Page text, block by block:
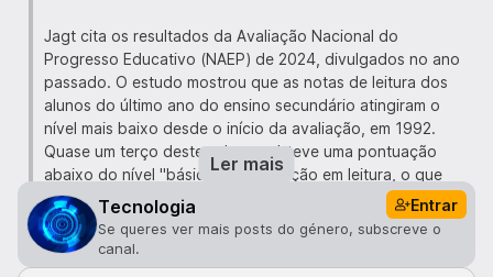
Jagt cita os resultados da Avaliação Nacional do
Progresso Educativo (NAEP) de 2024, divulgados no ano
passado. O estudo mostrou que as notas de leitura dos
alunos do último ano do ensino secundário atingiram o
nível mais baixo desde o início da avaliação, em 1992.
Quase um terço destes alunos obteve uma pontuação
abaixo do nível "básico" da avaliação em leitura, o que
significa que provavelmente "não conseguem tirar
conclusões gerais com base em conceitos apresentados
explicitamente num texto". As crianças mais novas não
estão em melhor situação: um relatório recente da
Ler mais
Tecnologia
Entrar
Se queres ver mais posts do género, subscreve o
canal.